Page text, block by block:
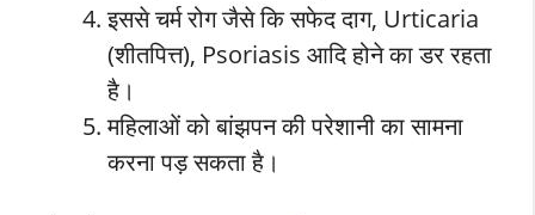
इससे चर्म रोग जैसे कि सफेद दाग, Urticaria
(शीतपित्त), Psoriasis आदि होने का डर रहता
है।
महिलाओं को बांझपन की परेशानी का सामना
करना पड़ सकता है।